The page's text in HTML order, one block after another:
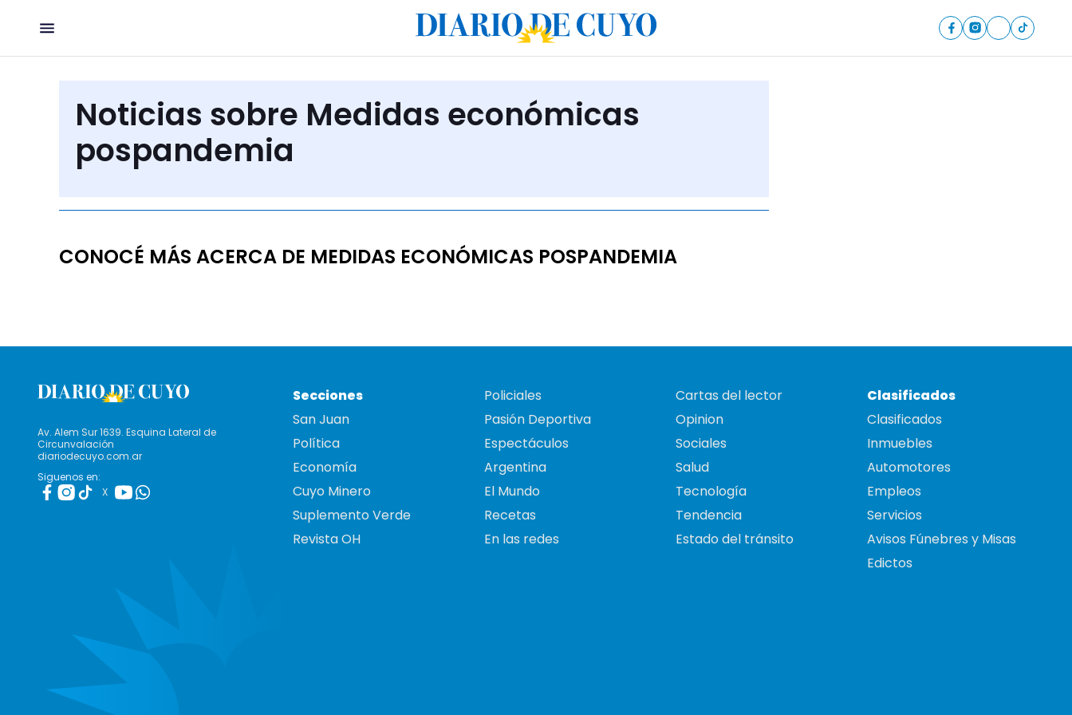
Noticias sobre Medidas económicas
pospandemia
CONOCÉ MÁS ACERCA DE MEDIDAS ECONÓMICAS POSPANDEMIA
Av. Alem Sur 1639. Esquina Lateral de
Circunvalación
diariodecuyo.com.ar
Siguenos en:
X
Secciones
San Juan
Política
Economía
Cuyo Minero
Suplemento Verde
Revista OH
Policiales
Pasión Deportiva
Espectáculos
Argentina
El Mundo
Recetas
En las redes
Cartas del lector
Opinion
Sociales
Salud
Tecnología
Tendencia
Estado del tránsito
Clasificados
Clasificados
Inmuebles
Automotores
Empleos
Servicios
Avisos Fúnebres y Misas
Edictos